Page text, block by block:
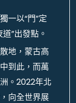
一以“門”定
”出發點。
地，蒙古高
到此，而萬
。2022年北
向全世界展